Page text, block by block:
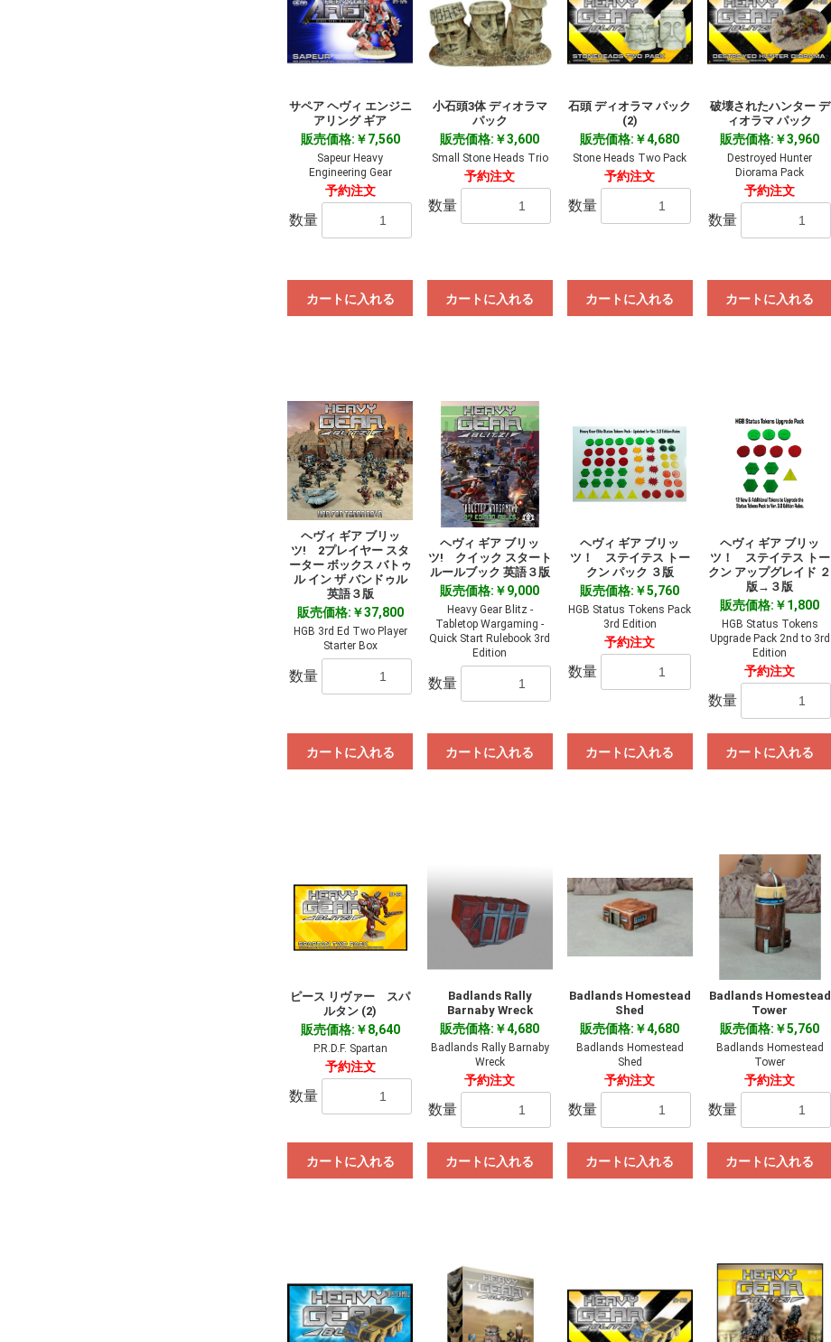
サペア ヘヴィ エンジニ
アリング ギア
販売価格:￥7,560
Sapeur Heavy
Engineering Gear
予約注文
数量
カートに入れる
小石頭3体 ディオラマ
パック
販売価格:￥3,600
Small Stone Heads Trio
予約注文
数量
カートに入れる
石頭 ディオラマ パック
(2)
販売価格:￥4,680
Stone Heads Two Pack
予約注文
数量
カートに入れる
破壊されたハンター デ
ィオラマ パック
販売価格:￥3,960
Destroyed Hunter
Diorama Pack
予約注文
数量
カートに入れる
ヘヴィ ギア ブリッ
ツ! 2プレイヤー スタ
ーター ボックス バトゥ
ル イン ザ バンドゥル
英語３版
販売価格:￥37,800
HGB 3rd Ed Two Player
Starter Box
数量
カートに入れる
ヘヴィ ギア ブリッ
ツ! クイック スタート
ルールブック 英語３版
販売価格:￥9,000
Heavy Gear Blitz -
Tabletop Wargaming -
Quick Start Rulebook 3rd
Edition
数量
カートに入れる
ヘヴィ ギア ブリッ
ツ！ ステイテス トー
クン パック ３版
販売価格:￥5,760
HGB Status Tokens Pack
3rd Edition
予約注文
数量
カートに入れる
ヘヴィ ギア ブリッ
ツ！ ステイテス トー
クン アップグレイド ２
版→３版
販売価格:￥1,800
HGB Status Tokens
Upgrade Pack 2nd to 3rd
Edition
予約注文
数量
カートに入れる
ピース リヴァー スパ
ルタン (2)
販売価格:￥8,640
P.R.D.F. Spartan
予約注文
数量
カートに入れる
Badlands Rally
Barnaby Wreck
販売価格:￥4,680
Badlands Rally Barnaby
Wreck
予約注文
数量
カートに入れる
Badlands Homestead
Shed
販売価格:￥4,680
Badlands Homestead
Shed
予約注文
数量
カートに入れる
Badlands Homestead
Tower
販売価格:￥5,760
Badlands Homestead
Tower
予約注文
数量
カートに入れる
お買い物を続ける カートへ進む